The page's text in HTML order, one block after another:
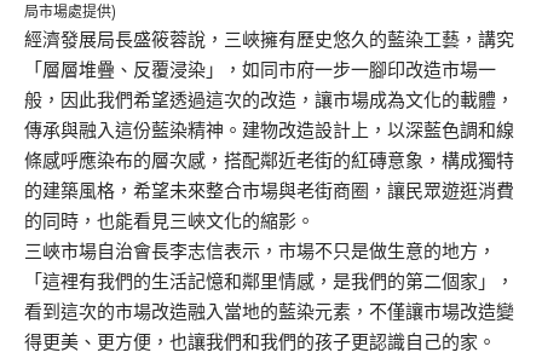
局市場處提供)
經濟發展局長盛筱蓉說，三峽擁有歷史悠久的藍染工藝，講究
「層層堆疊、反覆浸染」，如同市府一步一腳印改造市場一
般，因此我們希望透過這次的改造，讓市場成為文化的載體，
傳承與融入這份藍染精神。建物改造設計上，以深藍色調和線
條感呼應染布的層次感，搭配鄰近老街的紅磚意象，構成獨特
的建築風格，希望未來整合市場與老街商圈，讓民眾遊逛消費
的同時，也能看見三峽文化的縮影。
三峽市場自治會長李志信表示，市場不只是做生意的地方，
「這裡有我們的生活記憶和鄰里情感，是我們的第二個家」，
看到這次的市場改造融入當地的藍染元素，不僅讓市場改造變
得更美、更方便，也讓我們和我們的孩子更認識自己的家。